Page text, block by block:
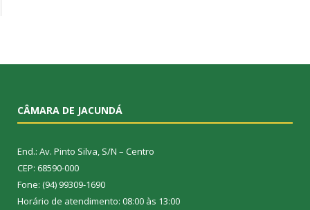
CÂMARA DE JACUNDÁ
End.: Av. Pinto Silva, S/N – Centro
CEP: 68590-000
Fone: (94) 99309-1690
Horário de atendimento: 08:00 às 13:00